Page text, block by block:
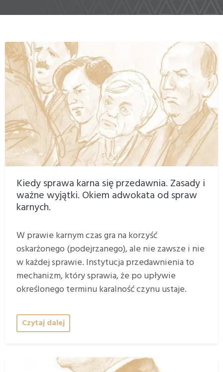
Kiedy sprawa karna się przedawnia. Zasady i
ważne wyjątki. Okiem adwokata od spraw
karnych.
W prawie karnym czas gra na korzyść
oskarżonego (podejrzanego), ale nie zawsze i nie
w każdej sprawie. Instytucja przedawnienia to
mechanizm, który sprawia, że po upływie
określonego terminu karalność czynu ustaje.
Czytaj dalej